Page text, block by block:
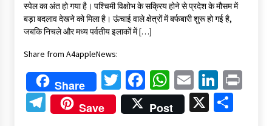
स्पेल का अंत हो गया है। पश्चिमी विक्षोभ के सक्रिय होने से प्रदेश के मौसम में
बड़ा बदलाव देखने को मिला है। ऊंचाई वाले क्षेत्रों में बर्फबारी शुरू हो गई है,
जबकि निचले और मध्य पर्वतीय इलाकों में […]
Share from A4appleNews:
Share Twitter
Facebook
WhatsApp
Email
Telegram
Save Post X